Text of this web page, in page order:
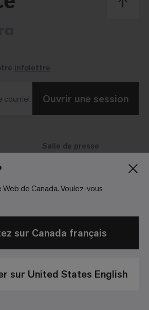
de Canada. Voulez-vous
sur Canada français
sur United States English
Salle de presse
Lignes directrices
infolettre
courriel Ouvrir une session
Conditions
Avis de non-